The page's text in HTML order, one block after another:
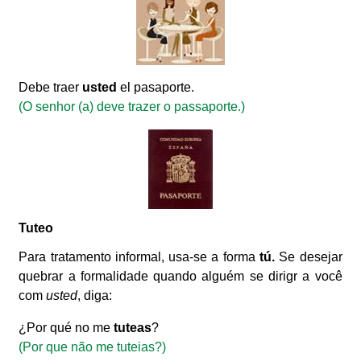
Debe traer usted el pasaporte.
(O senhor (a) deve trazer o passaporte.)
Tuteo
Para tratamento informal, usa-se a formatú. Se desejar
quebrar a formalidade quando alguém se dirigr a você
comusted, diga:
¿Por qué no metuteas?
(Por que não me tuteias?)